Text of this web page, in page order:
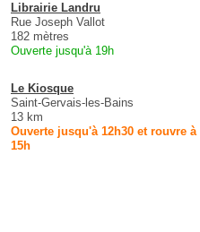
Librairie Landru
Rue Joseph Vallot
182 mètres
Ouverte jusqu'à 19h
Le Kiosque
Saint-Gervais-les-Bains
13 km
Ouverte jusqu'à 12h30 et rouvre à
15h